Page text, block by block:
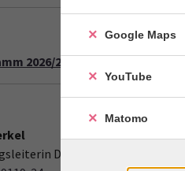
2026/2 (PDF)
Deutsch
Google Maps
YouTube
Matomo